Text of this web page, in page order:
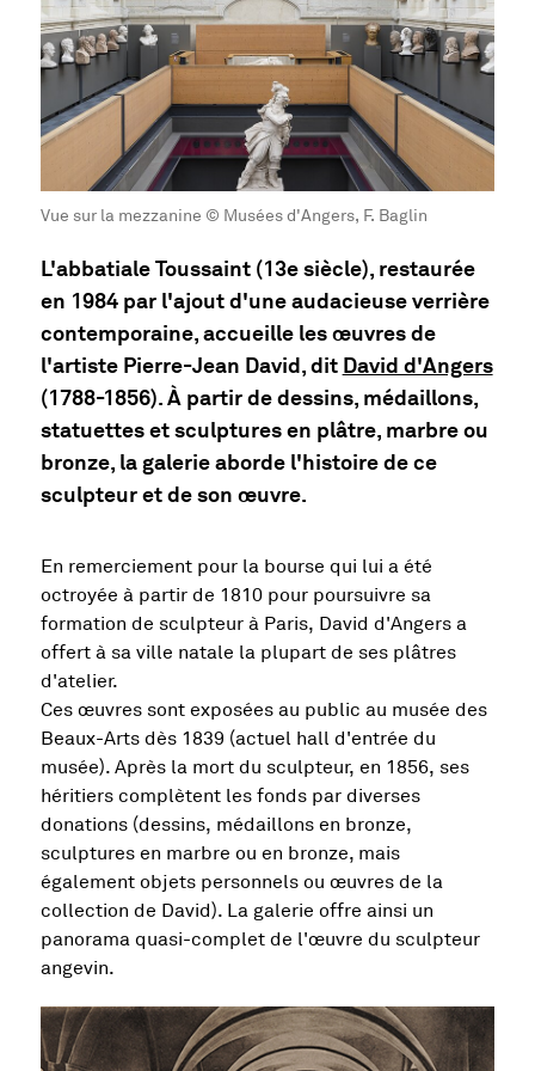
Vue sur la mezzanine © Musées d'Angers, F. Baglin
L'abbatiale Toussaint (13e siècle), restaurée
en 1984 par l'ajout d'une audacieuse verrière
contemporaine, accueille les œuvres de
l'artiste Pierre-Jean David, dit David d'Angers
(1788-1856). À partir de dessins, médaillons,
statuettes et sculptures en plâtre, marbre ou
bronze, la galerie aborde l'histoire de ce
sculpteur et de son œuvre.
En remerciement pour la bourse qui lui a été
octroyée à partir de 1810 pour poursuivre sa
formation de sculpteur à Paris, David d'Angers a
offert à sa ville natale la plupart de ses plâtres
d'atelier.
Ces œuvres sont exposées au public au musée des
Beaux-Arts dès 1839 (actuel hall d'entrée du
musée). Après la mort du sculpteur, en 1856, ses
héritiers complètent les fonds par diverses
donations (dessins, médaillons en bronze,
sculptures en marbre ou en bronze, mais
également objets personnels ou œuvres de la
collection de David). La galerie offre ainsi un
panorama quasi-complet de l'œuvre du sculpteur
angevin.